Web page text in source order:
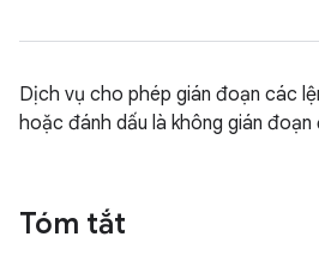
Dịch vụ cho phép gián đoạn các
hoặc đánh dấu là không gián đoạn
Tóm tắt